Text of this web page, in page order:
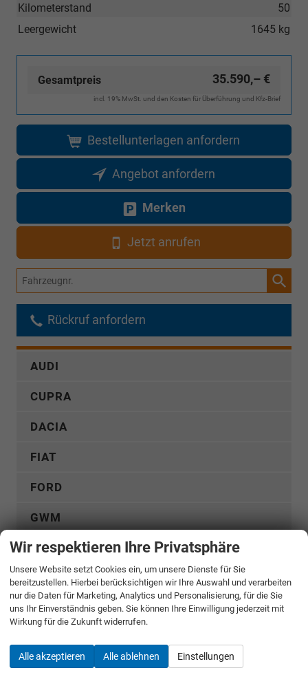
50
Kilometerstand
1645 kg
Leergewicht
Gesamtpreis 35.590,– €
incl. 19% MwSt. und den Kosten für Überführung und Kfz-Brief
Bestellunterlagen anfordern
Angebot anfordern
Merken
Jetzt anrufen
Fahrzeugnr.
Rückruf anfordern
AUDI
CUPRA
DACIA
FIAT
FORD
GWM
HYUNDAI
KGM
KIA
MG
Wir respektieren Ihre Privatsphäre
Unsere Website setzt Cookies ein, um unsere Dienste für Sie
bereitzustellen. Hierbei berücksichtigen wir Ihre Auswahl und verarbeiten
nur die Daten für Marketing, Analytics und Personalisierung, für die Sie
uns Ihr Einverständnis geben. Sie können Ihre Einwilligung jederzeit mit
Wirkung für die Zukunft widerrufen.
Alle akzeptieren Alle ablehnen Einstellungen